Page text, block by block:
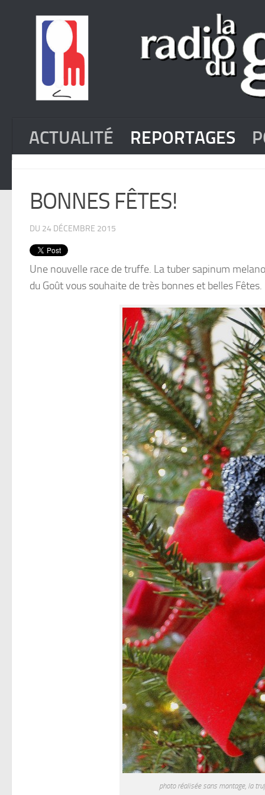
ACTUALITÉ REPORTAGES
BONNES FÊTES!
DU 24 DÉCEMBRE 2015
Une nouvelle race de truffe. La tuber sapinum
du Goût vous souhaite de très bonnes et belles Fêtes.
photo réalisée sans montage, la